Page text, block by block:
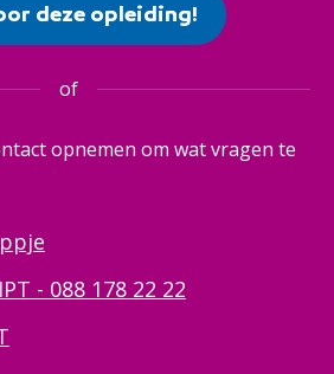
deze opleiding!
of
opnemen om wat vragen te
- 088 178 22 22